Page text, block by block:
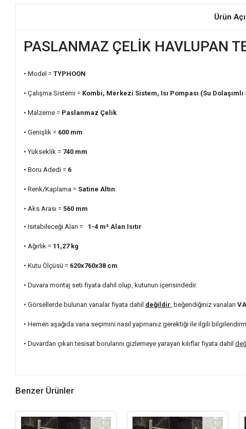
Ürün
PASLANMAZ ÇELİK HAVLUPAN
• Model =TYPHOON
• Çalışma Sistemi = Kombi, Merkezi Sistem, Isı Pompası (Su
• Malzeme = Paslanmaz Çelik
• Genişlik = 600 mm
• Yükseklik = 740 mm
• Boru Adedi = 6
• Renk/Kaplama = Satine Altın
• Aks Arası =560 mm
• Isıtabileceği Alan = 1-4 m² Alan Isıtır
• Ağırlık = 11,27 kg
• Kutu Ölçüsü = 620x760x38 cm
• Duvara montaj seti fiyata dahil olup, kutunun içerisindedir.
• Görsellerde bulunan vanalar fiyata dahil değildir , beğendiğiniz vanaları
• Hemen aşağıda vana seçimini nasıl yapmanız gerektiği ile ilgili
• Duvardan çıkan tesisat borularını gizlemeye yarayan kılıflar fiyata dahil
Benzer Ürünler